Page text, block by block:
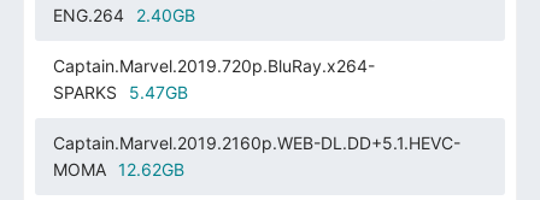
ENG.264
2.40GB
Captain.Marvel.2019.720p.BluRay.x264-
SPARKS
5.47GB
Captain.Marvel.2019.2160p.WEB-DL.DD+5.1.HEVC-
MOMA
12.62GB